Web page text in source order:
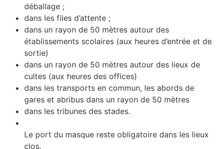
déballage ;
dans les files d’attente ;
dans un rayon de 50 mètres autour des
établissements scolaires (aux heures d’entrée et de
sortie)
dans un rayon de 50 mètres autour des lieux de
cultes (aux heures des offices)
dans les transports en commun, les abords de
gares et abribus dans un rayon de 50 mètres
dans les tribunes des stades.
Le port du masque reste obligatoire dans les lieux
clos.